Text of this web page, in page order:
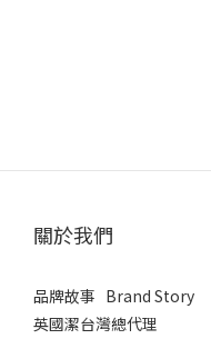
關於我們
品牌故事 Brand Story
英國潔台灣總代理